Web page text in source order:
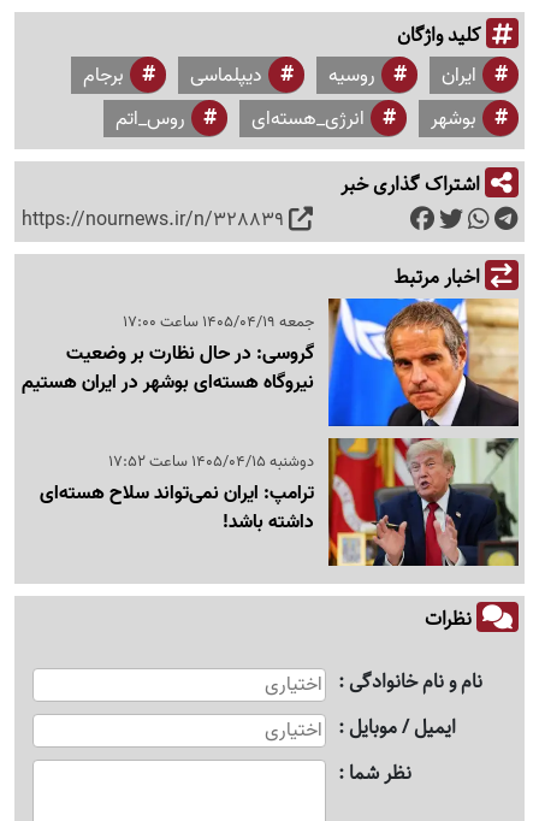
کلید واژگان
ایران روسیه دیپلماسی
برجام
بوشهر
انرژی_هسته‌ای روس_اتم
اشتراک گذاری خبر
https://nournews.ir/n/328839
اخبار مرتبط
جمعه 1405/04/19 ساعت 17:00
گروسی: در حال نظارت بر وضعیت
نیروگاه هسته‌ای بوشهر در ایران هستیم
دوشنبه 1405/04/15 ساعت 17:52
ترامپ: ایران نمی‌تواند سلاح هسته‌ای
داشته باشد!
نظرات
نام و نام خانوادگی
ایمیل / موبایل
نظر شما